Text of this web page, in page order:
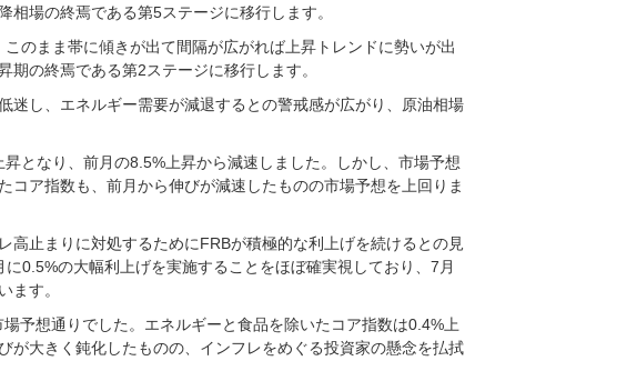
場の終焉である第5ステージに移行します。
のまま帯に傾きが出て間隔が広がれば上昇トレンドに勢いが出
の終焉である第2ステージに移行します。
迷し、エネルギー需要が減退するとの警戒感が広がり、原油相場
となり、前月の8.5%上昇から減速しました。しかし、市場予想
ア指数も、前月から伸びが減速したものの市場予想を上回りま
高止まりに対処するためにFRBが積極的な利上げを続けるとの見
0.5%の大幅利上げを実施することをほぼ確実視しており、7月
ます。
予想通りでした。エネルギーと食品を除いたコア指数は0.4%上
が大きく鈍化したものの、インフレをめぐる投資家の懸念を払拭